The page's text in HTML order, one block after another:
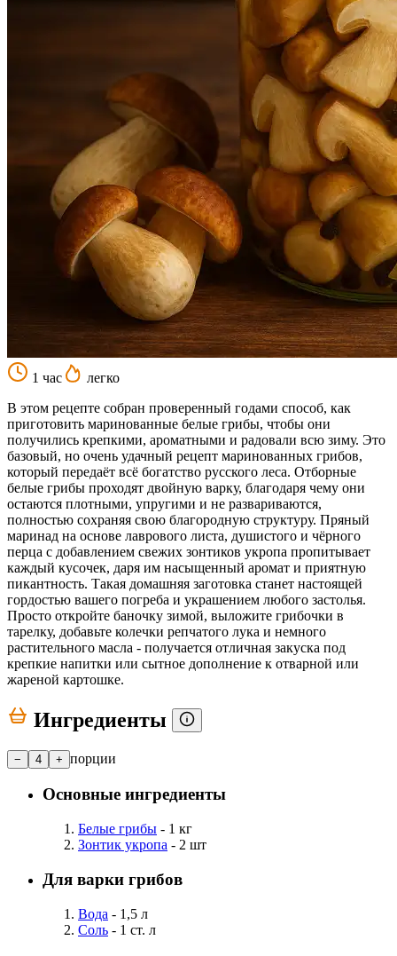
1 час
легко
В этом рецепте собран проверенный годами способ, как
приготовить маринованные белые грибы, чтобы они
получились крепкими, ароматными и радовали всю зиму. Это
базовый, но очень удачный рецепт маринованных грибов,
который передаёт всё богатство русского леса. Отборные
белые грибы проходят двойную варку, благодаря чему они
остаются плотными, упругими и не развариваются,
полностью сохраняя свою благородную структуру. Пряный
маринад на основе лаврового листа, душистого и чёрного
перца с добавлением свежих зонтиков укропа пропитывает
каждый кусочек, даря им насыщенный аромат и приятную
пикантность. Такая домашняя заготовка станет настоящей
гордостью вашего погреба и украшением любого застолья.
Просто откройте баночку зимой, выложите грибочки в
тарелку, добавьте колечки репчатого лука и немного
растительного масла - получается отличная закуска под
крепкие напитки или сытное дополнение к отварной или
жареной картошке.
Ингредиенты
− 4 + порции
Основные ингредиенты
Белые грибы - 1 кг
Зонтик укропа - 2 шт
Для варки грибов
Вода - 1,5 л
Соль - 1 ст. л